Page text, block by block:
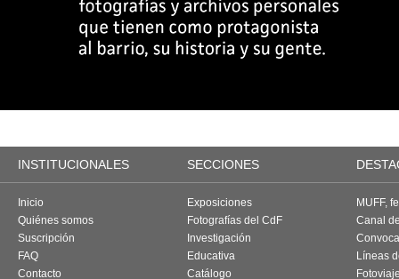
INSTITUCIONALES SECCIONES
Inicio
Quiénes somos
Suscripción
FAQ
Contacto
Exposiciones
Fotografías del CdF
Investigación
Educativa
Catálogo
MUFF,
Canal
Líneas